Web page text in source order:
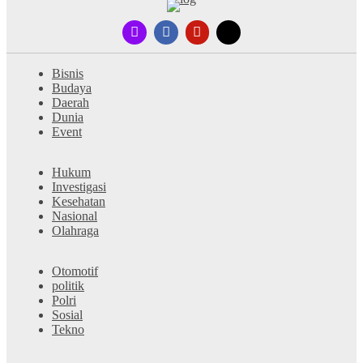
Bisnis
Budaya
Daerah
Dunia
Event
Hukum
Investigasi
Kesehatan
Nasional
Olahraga
Otomotif
politik
Polri
Sosial
Tekno